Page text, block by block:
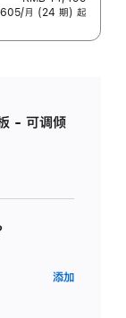
月 (24 期) 起
- 可调倾
添加